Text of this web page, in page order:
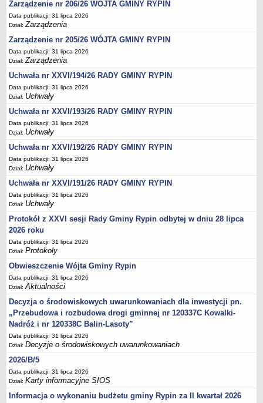
Nr konta bankowego, NIP, REGON
Pracownicy urzędu - urząd gminy
Pracownicy urzędu - baza magazynowo - warsztatowa
Kompetencje referatów
Regulamin organizacyjny
Regulamin naboru na wolne stanowiska urzędnicze
Ogłoszenia o naborze na wolne stanowiska urzędnicze
Lista kandydatów spełniających wymagania formalne w naborach na
wolne stanowiska urzędnicze
Wyniki naboru na wolne stanowiska urzędnicze
Petycje
Sygnaliści
Galeria
Raporty o stanie dostępności
Wnioski
WŁADZE I STRUKTURA
Struktura organizacyjna
Rada gminy
Wójt
Urząd gminy
Jednostki organizacyjne, GOPS, Instytucja kultury, OSP
Jednostki pomocnicze - sołectwa
Sesje Rady Gminy Rypin
PRAWO LOKALNE
Statut
Strategia rozwoju
Zarządzenie nr 206/26 WÓJTA GMINY RYPIN
Data publikacji: 31 lipca 2026
Dział:Zarządzenia
Zarządzenie nr 205/26 WÓJTA GMINY RYPIN
Data publikacji: 31 lipca 2026
Dział:Zarządzenia
Uchwała nr XXVI/194/26 RADY GMINY RYPIN
Data publikacji: 31 lipca 2026
Dział: Uchwały
Uchwała nr XXVI/193/26 RADY GMINY RYPIN
Data publikacji: 31 lipca 2026
Dział: Uchwały
Uchwała nr XXVI/192/26 RADY GMINY RYPIN
Data publikacji: 31 lipca 2026
Dział: Uchwały
Uchwała nr XXVI/191/26 RADY GMINY RYPIN
Data publikacji: 31 lipca 2026
Dział: Uchwały
Protokół z XXVI sesji Rady Gminy Rypin odbytej w dniu 28 lipca
2026 roku
Data publikacji: 31 lipca 2026
Dział:Protokoły
Obwieszczenie Wójta Gminy Rypin
Data publikacji: 31 lipca 2026
Dział:Aktualności
Decyzja o środowiskowych uwarunkowaniach dla inwestycji pn.
„Przebudowa i rozbudowa drogi gminnej nr 120337C Kowalki-
Nadróż i nr 120338C Balin-Lasoty”
Data publikacji: 31 lipca 2026
Dział:Decyzje o środowiskowych uwarunkowaniach
2026/B/5
Data publikacji: 31 lipca 2026
Dział:Karty informacyjne SIOS
Informacja o wykonaniu budżetu gminy Rypin za II kwartał 2026